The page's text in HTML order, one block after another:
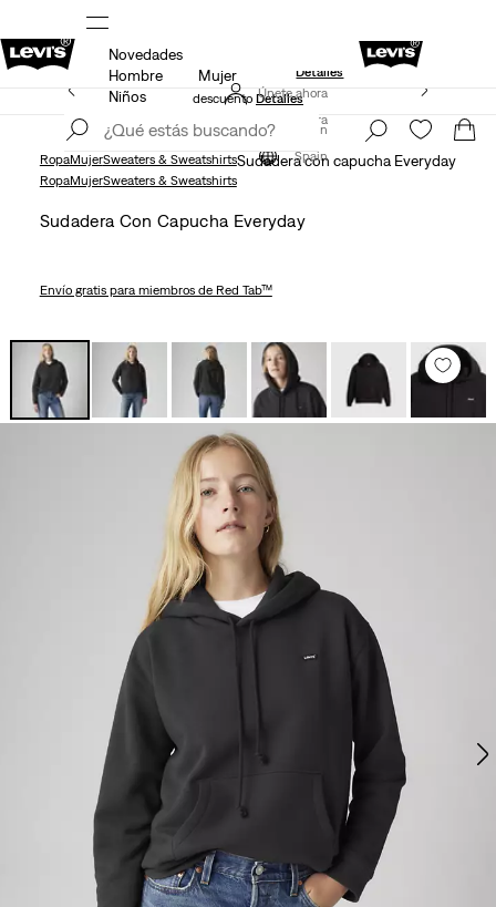
Envío gratis para nuestros miembros Levi’s® Red Tab™.
Detalles
Únete ahora
Spain
Novedades
Hombre
Mujer
Niños
Unidays: Los estudiantes obtienen un 20% de
descuento Detalles
Únete ahora
Spain
RopaMujerSweaters & SweatshirtsSudadera con capucha Everyday
RopaMujerSweaters & Sweatshirts
Sudadera Con Capucha Everyday
Envío gratispara miembros de Red Tab™